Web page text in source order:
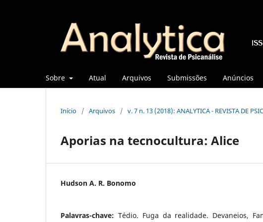
Sobre Atual Arquivos Submissões Anúncios
Início / Arquivos / v. 7 n. 13 (2018): ANALYTICA - REVISTA DE
Aporias na tecnocultura: Alice
Hudson A. R. Bonomo
Palavras-chave: Tédio. Fuga da realidade. Devaneios,